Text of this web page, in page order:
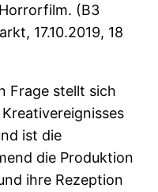
(B3
17.10.2019, 18
Frage stellt sich
ist die
die Produktion
ihre Rezeption